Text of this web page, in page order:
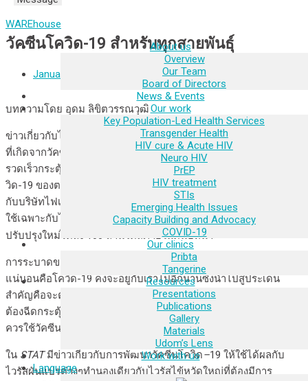
WAREhouse
About us
Overview
Our Team
Board of Directors
News & Events
Our work
Key Population-Led Health Services
Transgender Health
HIV cure & Acute HIV
Neuro HIV
PrEP
HIV treatment
STIs
Emerging Health Issues
Capacity Building and Advocacy
COVID-19
Our clinics
Pribta
Tangerine
Resources
Presentations
Publications
Gallery
Materials
Udom’s Lens
Work with us
Language
วัคซีนโควิด-19 สำหรับทุกสายพันธุ์
January 25, 2022
บทความโดย อุดม ลิขิตวรรณวุฒิ
ข่าวเกี่ยวกับไวรัสผันแปรโอมะครอนที่สามารถหลบหลีกภูมิต้านทาน
ที่เกิดจากวัคซีนได้ดีที่ทำให้ไวรัสผันแปรนี้สามารถระบาดได้ง่ายและ
รวดเร็วกระตุ้นให้บริษัทวัคซีนโควิดต่างๆมีแผนที่จะปรับปรุงวัคซีนโค
วิด-19 ของตนเป็นการเฉพาะสำหรับไวรัสผันแปรนี้ดังเช่นข่าวเกี่ยว
กับบริษัทไฟเซอร์ที่กำลังปรับปรุงวัคซีนเอ็มอาร์เอ็นเอของบริษัทเพื่อ
ใช้เฉพาะกับไวรัสผันแปรโอมะครอนและคาดว่าจะผลิตวัคซีน
ปรับปรุงใหม่ได้ถึง 100 ล้านโด๊สภายในต้นปีหน้า
การระบาดของโควิด-19 จะจบอย่างไรยังไม่เป็นที่รู้แน่ แต่ที่ค่อนข้าง
แน่นอนคือโควิด-19 คงจะอยู่กับเราไปอีกนานซึ่งนำไปสู่ประเด็น
สำคัญคือจะต้องมีการฉีดวัคซีนกระตุ้นไปเรื่อยๆทุกปีหรือไม่ และหาก
ต้องฉีดกระตุ้นควรใช้วัคซีนที่ปรับปรุงเฉพาะไวรัสผันแปรหนึ่งหรือ
ควรใช้วัคซีนโควิด-19 แบบรวมที่ใช้ได้ผลกับไวรัสผันแปรต่างๆได้?
ใน STATมีข่าวเกี่ยวกับการพัฒนาวัคซีนโควิด–19 ให้ใช้ได้ผลกับ
ไวรัสผันแปรต่างๆทำนองเดียวกับไวรัสไข้หวัดใหญ่ที่ต้องมีการ